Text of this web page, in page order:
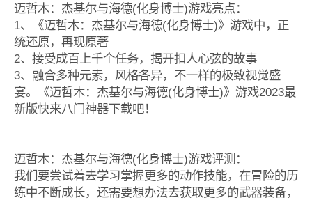
迈哲木：杰基尔与海德(化身博士)游戏亮点：
1、《迈哲木：杰基尔与海德(化身博士)》游戏中，正
统还原，再现原著
2、接受成百上千个任务，揭开扣人心弦的故事
3、融合多种元素，风格各异，不一样的极致视觉盛
宴。《迈哲木：杰基尔与海德(化身博士)》游戏2023最
新版快来八门神器下载吧！
迈哲木：杰基尔与海德(化身博士)游戏评测：
我们要尝试着去学习掌握更多的动作技能，在冒险的历
练中不断成长，还需要想办法去获取更多的武器装备，